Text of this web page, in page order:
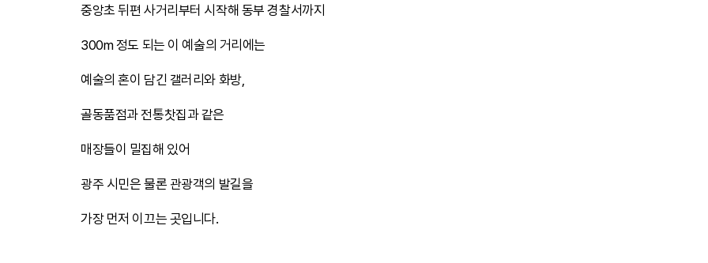
중앙초 뒤편 사거리부터 시작해 동부 경찰서까지
300m 정도 되는 이 예술의 거리에는
예술의 혼이 담긴 갤러리와 화방,
골동품점과 전통찻집과 같은
매장들이 밀집해 있어
광주 시민은 물론 관광객의 발길을
가장 먼저 이끄는 곳입니다.